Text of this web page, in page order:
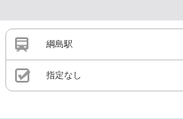
綱島駅
指定なし